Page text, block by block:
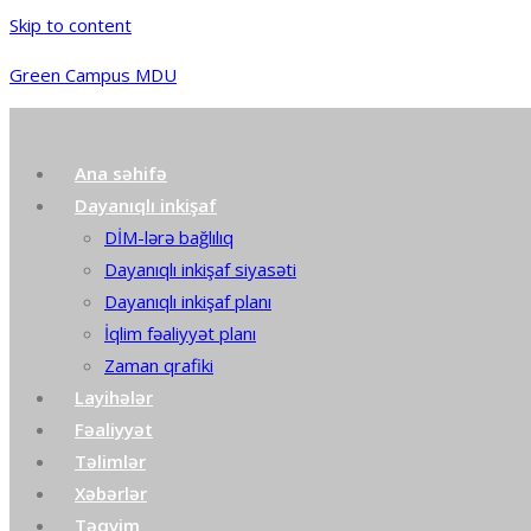
Skip to content
Green Campus MDU
Ana səhifə
Dayanıqlı inkişaf
DİM-lərə bağlılıq
Dayanıqlı inkişaf siyasəti
Dayanıqlı inkişaf planı
İqlim fəaliyyət planı
Zaman qrafiki
Layihələr
Fəaliyyət
Təlimlər
Xəbərlər
Təqvim